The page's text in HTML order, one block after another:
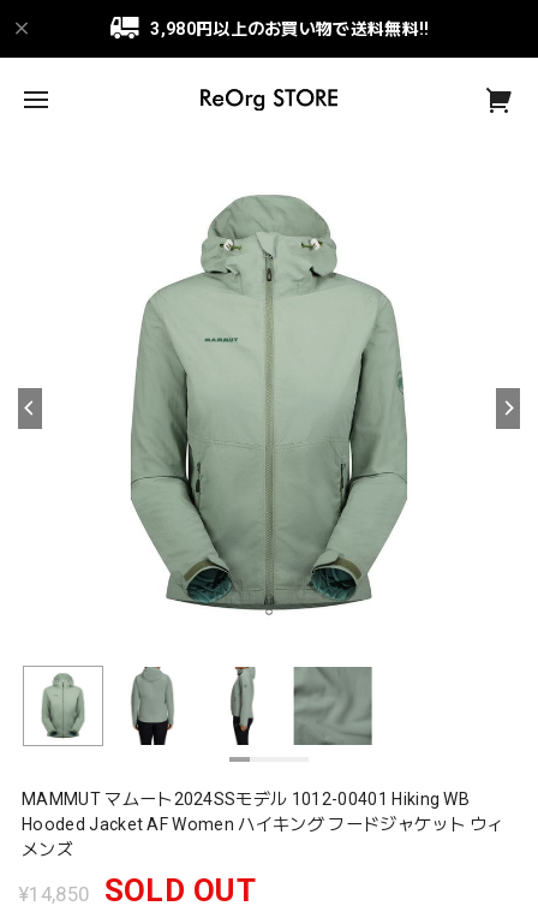
3,980円以上のお買い物で送料無料!!
MAMMUT マムート2024SSモデル 1012-00401 Hiking WB
Hooded Jacket AF Women ハイキング フードジャケット ウィ
メンズ
¥14,850 SOLD OUT